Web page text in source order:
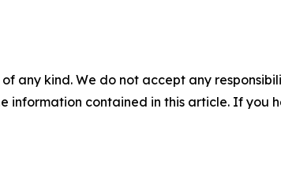
any kind. We do not accept any
information contained in this article. If you